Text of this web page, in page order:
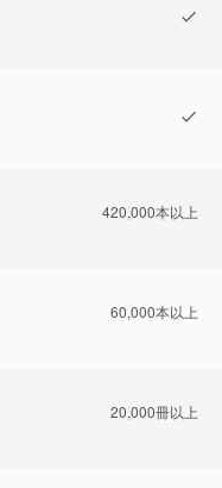
420,000本以上
60,000本以上
20,000冊以上